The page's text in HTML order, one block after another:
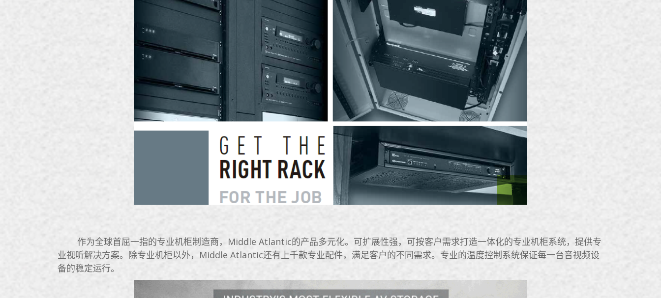
作为全球首屈一指的专业机柜制造商，Middle Atlantic的产品多元化。可扩展性强，可按客户需求打造一体化的专业机柜系统，提供专
业视听解决方案。除专业机柜以外，Middle Atlantic还有上千款专业配件，满足客户的不同需求。专业的温度控制系统保证每一台音视频设
备的稳定运行。